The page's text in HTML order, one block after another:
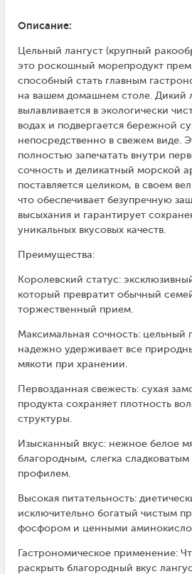
Описание:
Цельный лангуст (крупный
это роскошный морепродукт
способный стать главным
на вашем домашнем столе. Дикий
вылавливается в экологически
водах и подвергается бережной
непосредственно в свежем виде.
полностью запечатать внутри
сочность и деликатный морской
поставляется целиком, в своем
что обеспечивает безупречную
высыхания и гарантирует
уникальных вкусовых качеств.
Преимущества:
Королевский статус:
который превратит обычный
торжественный прием.
Максимальная сочность: цельный
надежно удерживает все
мякоти при хранении.
Первозданная свежесть: сухая
продукта сохраняет плотность
структуры.
Изысканный вкус: нежное белое
благородным, слегка
профилем.
Высокая питательность:
исключительно богатый чистым
фосфором и ценными
Гастрономическое применение:
раскрыть благородный вкус